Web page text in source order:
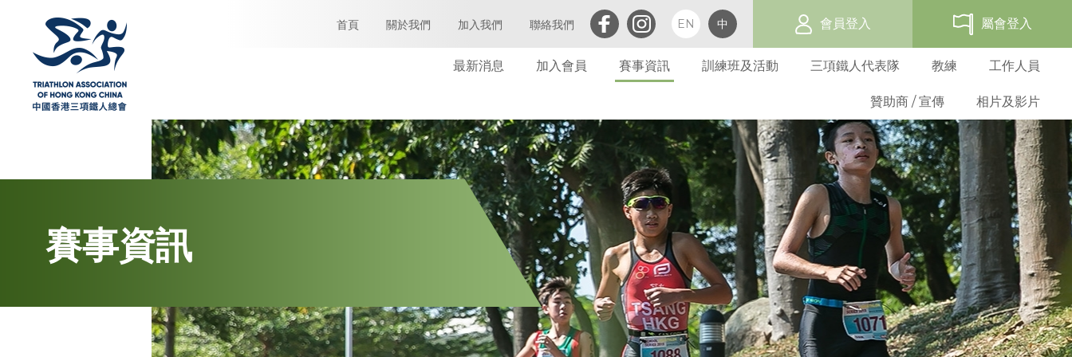
首頁 關於我們
會章 定義及闡析
會員
委員會
委員會會議
財務
告示
其他
亞洲三項鐵人
財務報告(康文署體育資助計劃)
防止性騷擾政策及指引
加入我們 聯絡我們 EN 中 會員登入 屬會登入
最新消息 加入會員
個人會員 網上報名
會員福利
三項鐵人服裝
折扣優惠商
屬會註冊 屬會名單
義務及守則
屬會申請
表格下載
賽事資訊
賽事活動報名表
三項鐵人世界盃 - 香港
海外賽事活動
比賽成績
比賽規例
週年聯賽獎
比賽條款
訓練班及活動
過往三項鐵人發展活動
總會活動
學校活動
成人基層訓練班
青少年基層訓練班
青苗訓練
分齡組別訓練
屬會活動
屬會訓練班
屬會活動
三項鐵人代表隊
代表隊資格及架構
選拔準則
比賽選拔
基準測試
優秀運動員獎
港隊隊員
港隊潛質隊員
發展隊隊員
教練
教練培訓班
三項鐵人教
教練進修課程
教練註冊
註冊教練名單
教練道德守則
表格下載
工作人員
贊助商 / 宣傳
贊助商
贊助方法
廣告機會
相片及影片
賽事資訊